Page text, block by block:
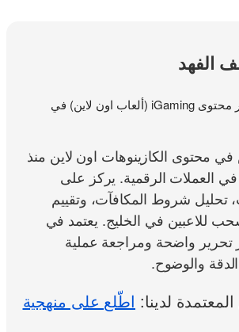
الفهد
كاتب محتوى / محرر محتوى iGaming (ألعاب اون لاين) في
الكازينوهات اون لاين منذ
في العملات الرقمية. يركز على
تحليل شروط المكافآت، وتقييم
للاعبين في الخليج. يعتمد في
تحرير واضحة ومراجعة عملية
والوضوح.
لدينا: اطّلع على منهجية